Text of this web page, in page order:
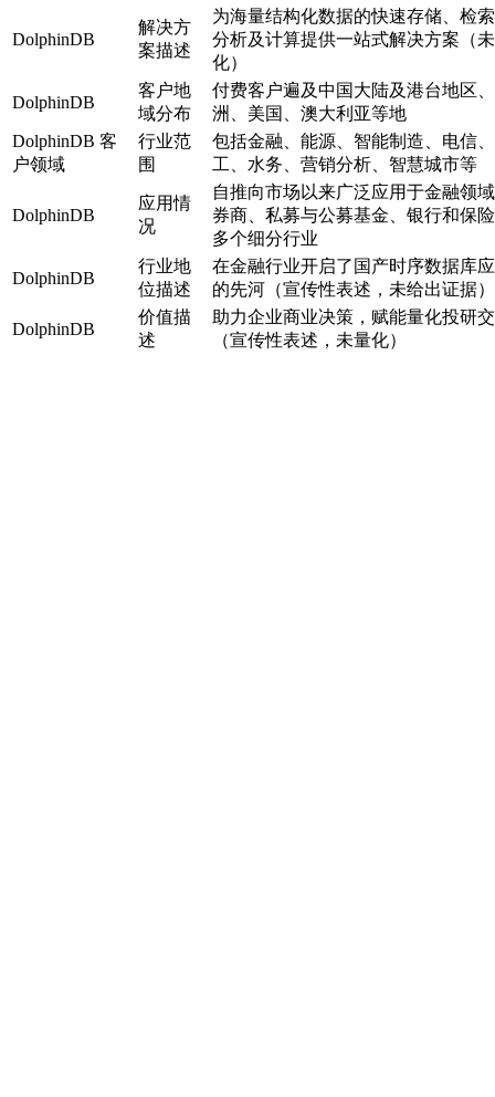
DolphinDB
解决方
案描述
为海量结构化数据的快速存储、检
分析及计算提供一站式解决方案（
化）
DolphinDB
客户地
域分布
付费客户遍及中国大陆及港台地区
洲、美国、澳大利亚等地
DolphinDB 客
户领域
行业范
围
包括金融、能源、智能制造、电信
工、水务、营销分析、智慧城市等
DolphinDB
应用情
况
自推向市场以来广泛应用于金融领
券商、私募与公募基金、银行和保
多个细分行业
DolphinDB
行业地
位描述
在金融行业开启了国产时序数据库
的先河（宣传性表述，未给出证据）
DolphinDB
价值描
述
助力企业商业决策，赋能量化投研
（宣传性表述，未量化）